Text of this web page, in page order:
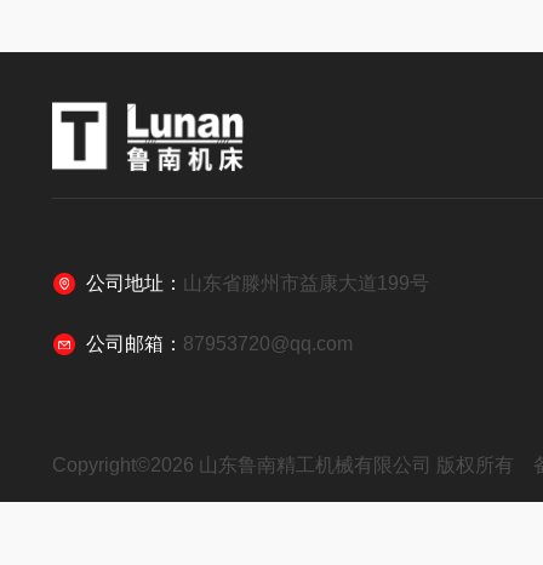
公司地址： 山东省滕州市益康大道199号
公司邮箱： 87953720@qq.com
Copyright©2026 山东鲁南精工机械有限公司 版权所有